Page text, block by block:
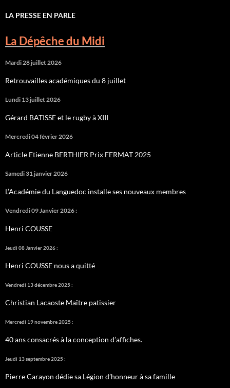
LA PRESSE EN PARLE
La Dépêche du Midi
Mardi 28 juillet 2026
Retrouvailles académiques du 8 juillet
Lundi 13 juillet 2026
Gérard BATISSE et le rugby à XIII
Mercredi 04 février 2026
Article Etienne BERTHIER Prix FERMAT 2025
Samedi 31 janvier 2026
L’Académie du Languedoc installe ses nouveaux membres
Vendredi 09 Janvier 2026 :
Henri COUSSE
Jeudi 08 Janvier 2026 :
Henri COUSSE nous a quitté
Vendredi 13 décembre 2025 :
Christian Lacaoste Maître patissier
Mercredi 19 novembre 2025 :
40 ans consacrés à la conception d’affiches.
Jeudi 13 septembre 2025 :
Pierre Carayon dédie sa Légion d’honneur à sa famille